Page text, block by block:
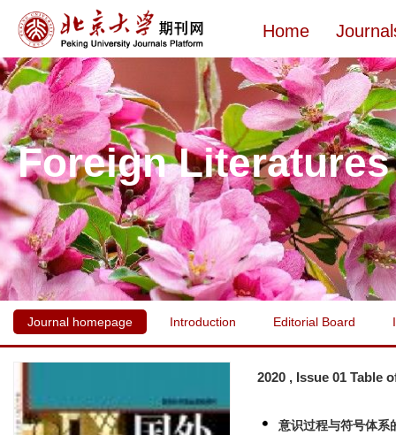
Home
Foreign Literatures
Journal homepage Introduction Editorial Board
2020 , Issue 01 Table
意识过程与符号体